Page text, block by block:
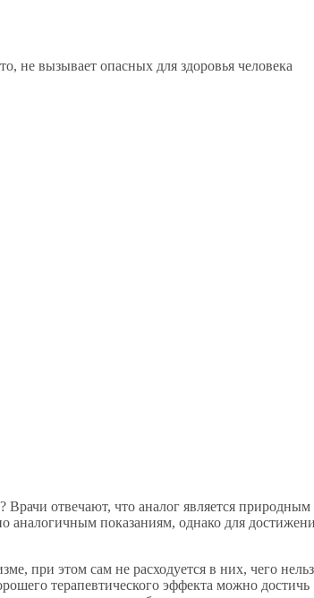
не вызывает опасных для здоровья человека
отвечают, что аналог является природным
аналогичным показаниям, однако для
при этом сам не расходуется в них, чего
терапевтического эффекта можно достичь